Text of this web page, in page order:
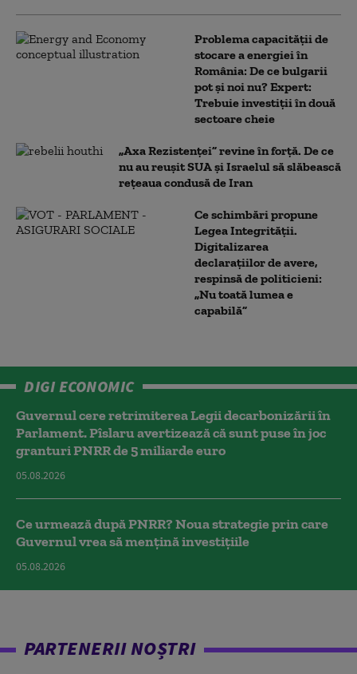
Problema capacității de
stocare a energiei în
România: De ce bulgarii
pot și noi nu? Expert:
Trebuie investiții în două
sectoare cheie
„Axa Rezistenței” revine în forță. De ce
nu au reușit SUA și Israelul să slăbească
rețeaua condusă de Iran
Ce schimbări propune
Legea Integrității.
Digitalizarea
declarațiilor de avere,
respinsă de politicieni:
„Nu toată lumea e
capabilă”
DIGI ECONOMIC
Guvernul cere retrimiterea Legii decarbonizării în
Parlament. Pîslaru avertizează că sunt puse în joc
granturi PNRR de 5 miliarde euro
05.08.2026
Ce urmează după PNRR? Noua strategie prin care
Guvernul vrea să mențină investițiile
05.08.2026
PARTENERII NOȘTRI